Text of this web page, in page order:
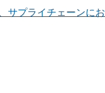
サプライチェーンにお